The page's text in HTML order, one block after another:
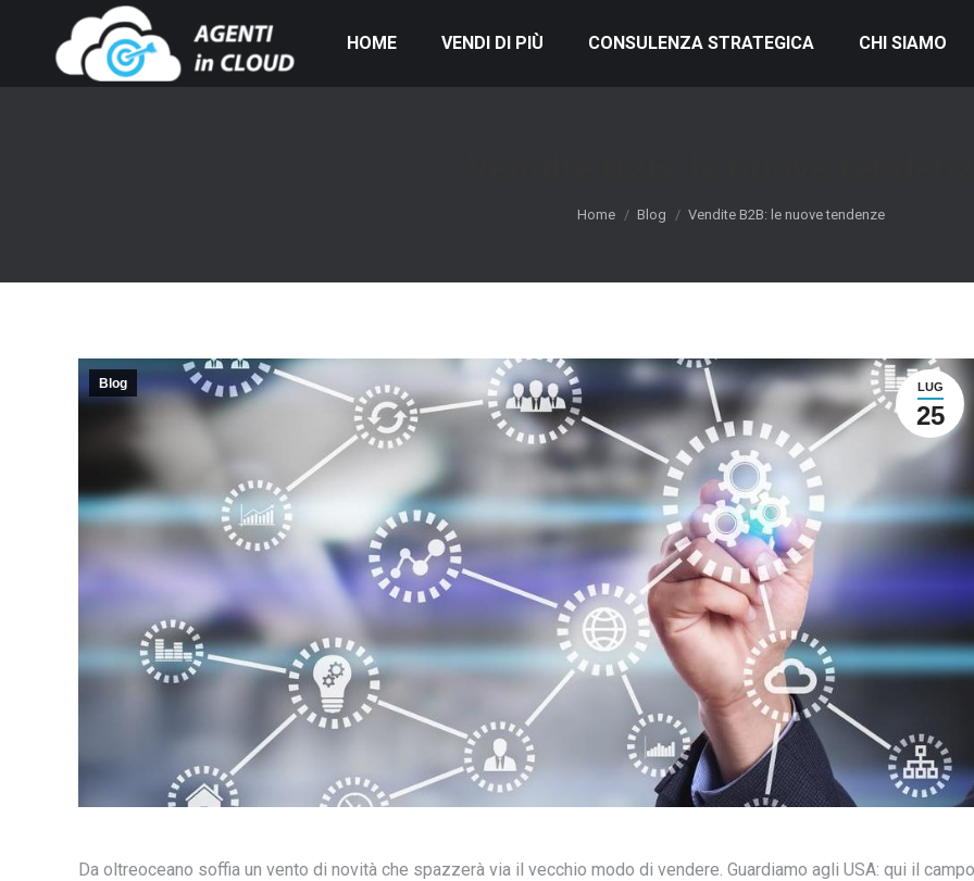
HOME VENDI DI PIÙ CONSULENZA STRATEGICA CHI SIAMO
You are here:
Home Blog Vendite B2B: le nuove tendenze
LUG
25
Blog
Da oltreoceano soffia un vento di novità che spazzerà via il vecchio modo di vendere. Guardiamo agli USA: qui il campo